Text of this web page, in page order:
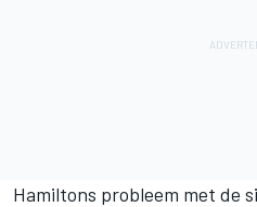
Hamiltons probleem met de